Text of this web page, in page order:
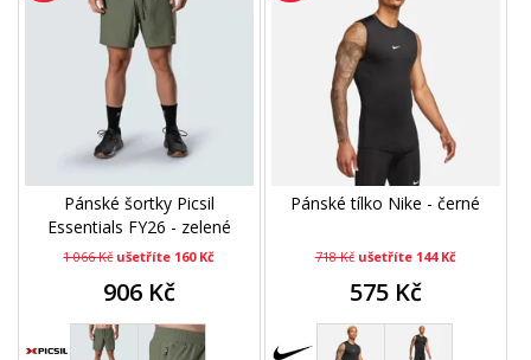
Pánské šortky Picsil
Essentials FY26 - zelené
1 066 Kč ušetříte 160 Kč
906 Kč
Pánské tílko Nike - černé
718 Kč ušetříte 144 Kč
575 Kč